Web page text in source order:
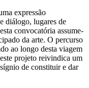
expressão
diálogo, lugares de
convocatória assume-
da arte. O percurso
ao longo desta viagem
projeto reivindica um
de constituir e dar